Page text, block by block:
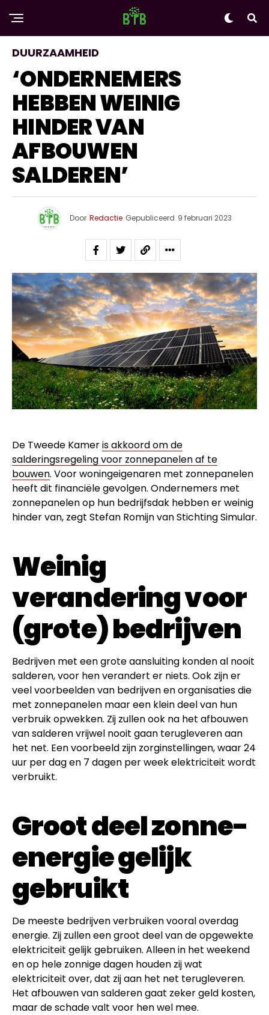
DUURZAAMHEID
‘ONDERNEMERS
HEBBEN WEINIG
HINDER VAN
AFBOUWEN
SALDEREN’
Door Redactie Gepubliceerd 9 februari 2023
De Tweede Kameris akkoord om de
salderingsregeling voor zonnepanelen af te
bouwen. Voor woningeigenaren met zonnepanelen
heeft dit financiële gevolgen. Ondernemers met
zonnepanelen op hun bedrijfsdak hebben er weinig
hinder van, zegt Stefan Romijn van Stichting Simular.
Weinig
verandering voor
(grote) bedrijven
Bedrijven met een grote aansluiting konden al nooit
salderen, voor hen verandert er niets. Ook zijn er
veel voorbeelden van bedrijven en organisaties die
met zonnepanelen maar een klein deel van hun
verbruik opwekken. Zij zullen ook na het afbouwen
van salderen vrijwel nooit gaan terugleveren aan
het net. Een voorbeeld zijn zorginstellingen, waar 24
uur per dag en 7 dagen per week elektriciteit wordt
verbruikt.
Groot deel zonne-
energie gelijk
gebruikt
De meeste bedrijven verbruiken vooral overdag
energie. Zij zullen een groot deel van de opgewekte
elektriciteit gelijk gebruiken. Alleen in het weekend
en op hele zonnige dagen houden zij wat
elektriciteit over, dat zij aan het net terugleveren.
Het afbouwen van salderen gaat zeker geld kosten,
maar de schade valt voor hen wel mee.